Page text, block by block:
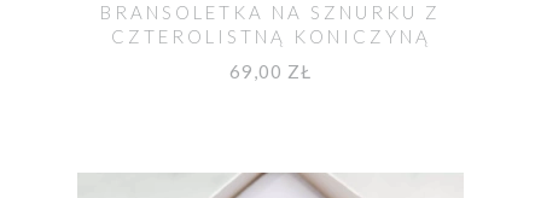
BRANSOLETKA NA SZNURKU Z
CZTEROLISTNĄ KONICZYNĄ
69,00 ZŁ